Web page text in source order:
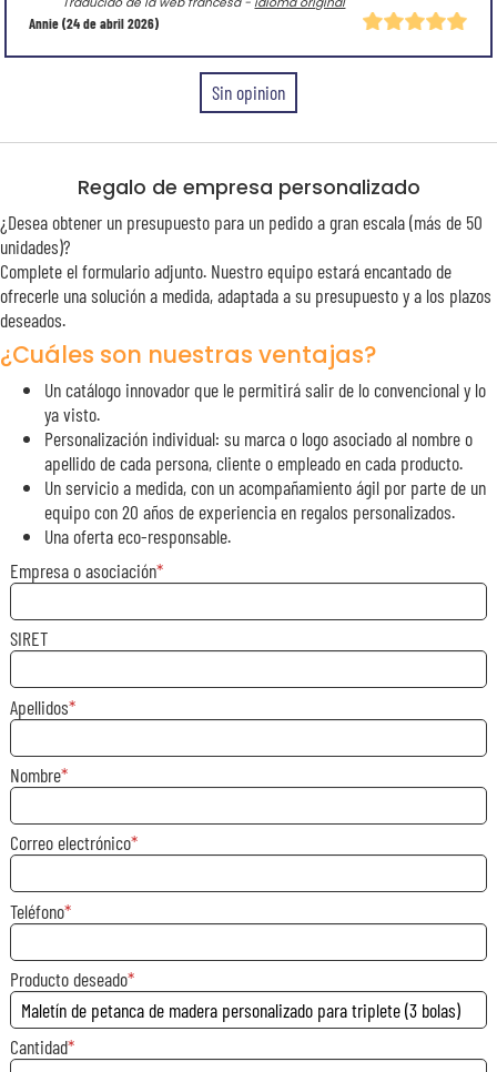
Annie(24 de abril 2026)
Sin opinion
Regalo de empresa personalizado
¿Desea obtener un presupuesto para un pedido a gran escala (más de 50
unidades)?
Complete el formulario adjunto. Nuestro equipo estará encantado de
ofrecerle una solución a medida, adaptada a su presupuesto y a los plazos
deseados.
¿Cuáles son nuestras ventajas?
Un catálogo innovador que le permitirá salir de lo convencional y lo
ya visto.
Personalización individual: su marca o logo asociado al nombre o
apellido de cada persona, cliente o empleado en cada producto.
Un servicio a medida, con un acompañamiento ágil por parte de un
equipo con 20 años de experiencia en regalos personalizados.
Una oferta eco-responsable.
Empresa o asociación
SIRET
Apellidos
Nombre
Correo electrónico
Teléfono
Producto deseado
Cantidad